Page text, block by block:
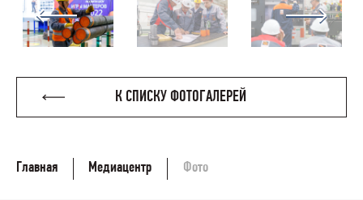
К СПИСКУ ФОТОГАЛЕРЕЙ
Главная Медиацентр Фото